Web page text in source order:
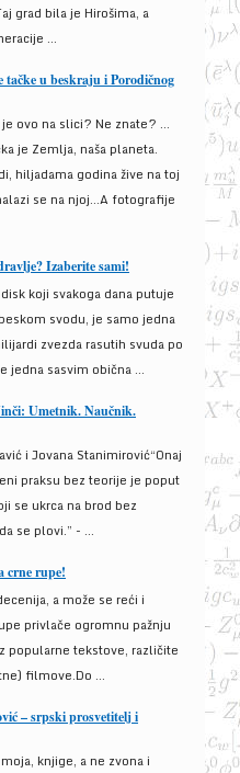
grad bila je Hirošima, a
...
tačke u beskraju i Porodičnog
ovo na slici? Ne znate? …
je Zemlja, naša planeta.
hiljadama godina žive na toj
se na njoj…A fotografije
Izaberite sami!
koji svakoga dana putuje
svodu, je samo jedna
zvezda rasutih svuda po
jedna sasvim obična ...
Umetnik. Naučnik.
i Jovana Stanimirović“Onaj
praksu bez teorije je poput
se ukrca na brod bez
se plovi.” - ...
crne rupe!
a može se reći i
privlače ogromnu pažnju
popularne tekstove, različite
filmove.Do ...
– srpski prosvetitelj i
knjige, a ne zvona i